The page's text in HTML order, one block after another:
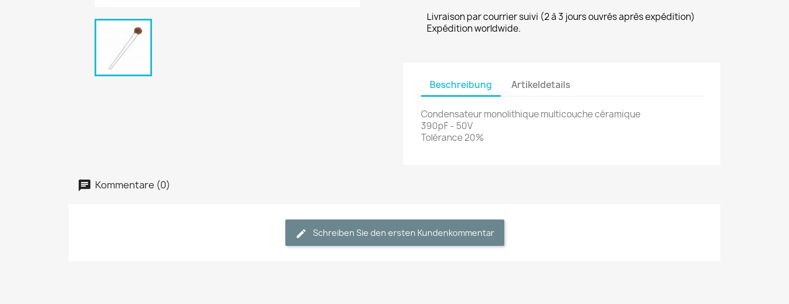
Livraison par courrier suivi (2 à 3 jours ouvrés après expédition)
Expédition worldwide.
Beschreibung Artikeldetails
Condensateur monolithique multicouche céramique
390pF - 50V
Tolérance 20%
Kommentare (0)
Schreiben Sie den ersten Kundenkommentar